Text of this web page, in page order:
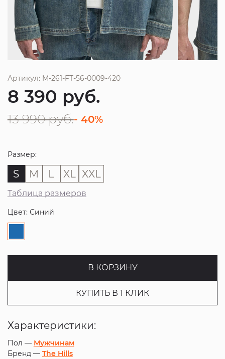
Артикул: M-261-FT-56-0009-420
8 390 руб.
13 990 руб.- 40%
Размер:
S M L XL XXL
Таблица размеров
Цвет: Синий
В КОРЗИНУ
КУПИТЬ В 1 КЛИК
Характеристики:
Пол — Мужчинам
Бренд — The Hills